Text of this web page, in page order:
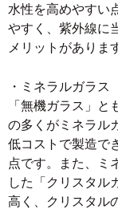
水性を高めやすい
やすく、紫外線に
メリットがありま
・ミネラルガラス
「無機ガラス」
の多くがミネラル
低コストで製造で
点です。また、ミ
した「クリスタル
高く、クリスタル